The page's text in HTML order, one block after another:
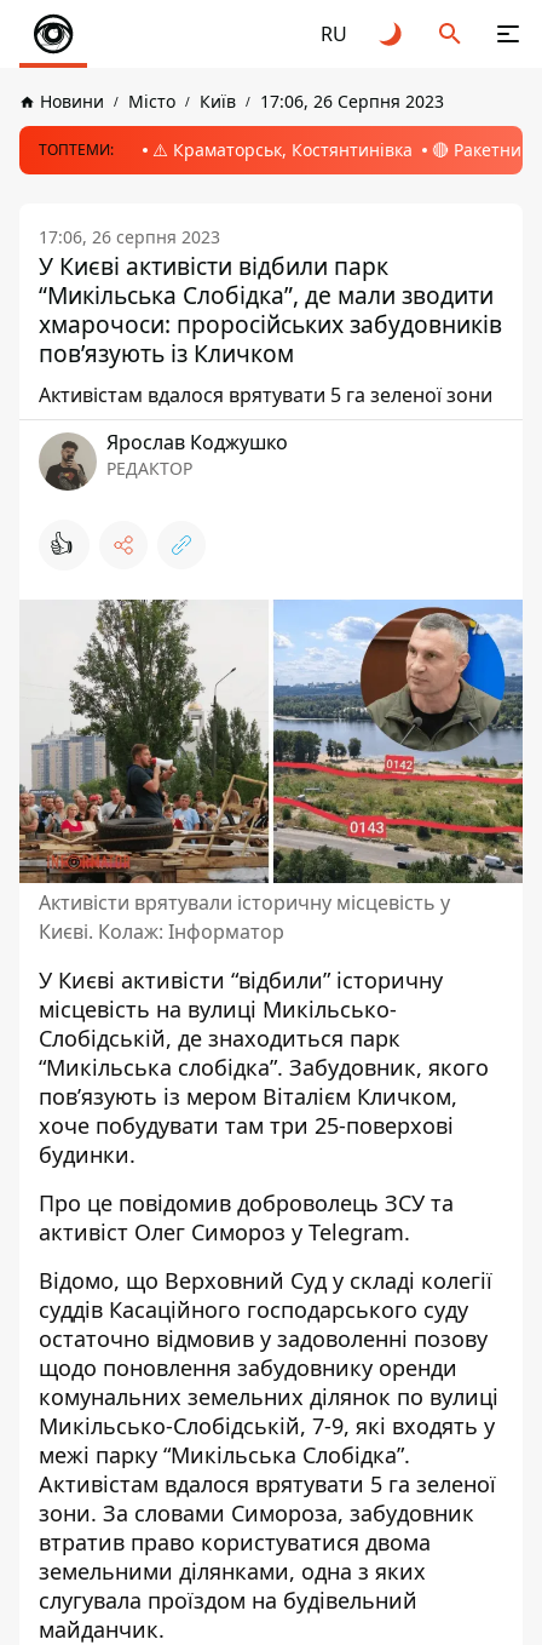
RU
Новини Місто Київ 17:06, 26 Серпня 2023
ТОПТЕМИ: ⚠️ Краматорськ, Костянтинівка 🔴 Ракетний
17:06, 26 серпня 2023
У Києві активісти відбили парк
“Микільська Слобідка”, де мали зводити
хмарочоси: проросійських забудовників
пов’язують із Кличком
Активістам вдалося врятувати 5 га зеленої зони
Ярослав Коджушко
РЕДАКТОР
👍
Активісти врятували історичну місцевість у
Києві. Колаж: Інформатор
У Києві активісти “відбили” історичну
місцевість на вулиці Микільсько-
Слобідській, де знаходиться парк
“Микільська слобідка”. Забудовник, якого
пов’язують із мером Віталієм Кличком,
хоче побудувати там три 25-поверхові
будинки.
Про це повідомив доброволець ЗСУ та
активіст Олег Симороз у Telegram.
Відомо, що Верховний Суд у складі колегії
суддів Касаційного господарського суду
остаточно відмовив у задоволенні позову
щодо поновлення забудовнику оренди
комунальних земельних ділянок по вулиці
Микільсько-Слобідській, 7-9, які входять у
межі парку “Микільська Слобідка”.
Активістам вдалося врятувати 5 га зеленої
зони. За словами Симороза, забудовник
втратив право користуватися двома
земельними ділянками, одна з яких
слугувала проїздом на будівельний
майданчик.